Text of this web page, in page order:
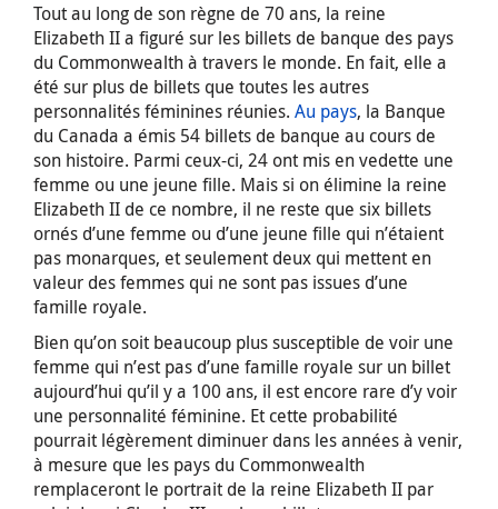
Tout au long de son règne de 70 ans, la reine
Elizabeth II a figuré sur les billets de banque des pays
du Commonwealth à travers le monde. En fait, elle a
été sur plus de billets que toutes les autres
personnalités féminines réunies. Au pays, la Banque
du Canada a émis 54 billets de banque au cours de
son histoire. Parmi ceux-ci, 24 ont mis en vedette une
femme ou une jeune fille. Mais si on élimine la reine
Elizabeth II de ce nombre, il ne reste que six billets
ornés d’une femme ou d’une jeune fille qui n’étaient
pas monarques, et seulement deux qui mettent en
valeur des femmes qui ne sont pas issues d’une
famille royale.
Bien qu’on soit beaucoup plus susceptible de voir une
femme qui n’est pas d’une famille royale sur un billet
aujourd’hui qu’il y a 100 ans, il est encore rare d’y voir
une personnalité féminine. Et cette probabilité
pourrait légèrement diminuer dans les années à venir,
à mesure que les pays du Commonwealth
remplaceront le portrait de la reine Elizabeth II par